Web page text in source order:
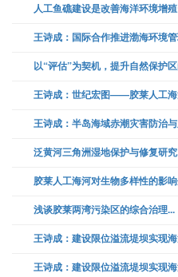
人工鱼礁建设是改善海洋环境增
以“评估”为契机，提升自然保护
王诗成：世纪宏图——胶莱人工海
王诗成：半岛海域赤潮灾害防治
泛黄河三角洲湿地保护与修复研
胶莱人工海河对生物多样性的影
浅谈胶莱两湾污染区的综合治理...
王诗成：建设限位溢流堤坝实现
王诗成：建设限位溢流堤坝实现